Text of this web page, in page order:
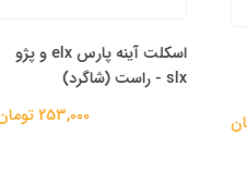
اسکلت آینه پارس elx و پژو
slx - راست (شاگرد)
253,000 تومان